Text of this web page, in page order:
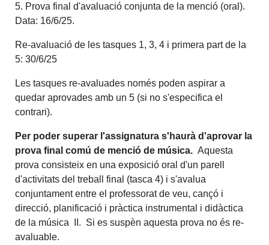
5. Prova final d'avaluació conjunta de la menció (oral).
Data: 16/6/25.
Re-avaluació de les tasques 1, 3, 4 i primera part de la
5: 30/6/25
Les tasques re-avaluades només poden aspirar a
quedar aprovades amb un 5 (si no s'especifica el
contrari).
Per poder superar l'assignatura s'haurà d'aprovar la
prova final comú de menció de música.Aquesta
prova consisteix en una exposició oral d'un parell
d'activitats del treball final (tasca 4) i s'avalua
conjuntament entre el professorat de veu, cançó i
direcció, planificació i pràctica instrumental i didàctica
de la música II. Si es suspèn aquesta prova no és re-
avaluable.